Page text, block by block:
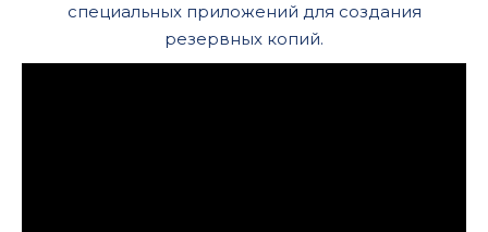
специальных приложений для создания
резервных копий.